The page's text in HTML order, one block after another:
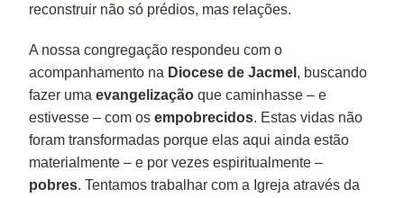
reconstruir não só prédios, mas relações.
A nossa congregação respondeu com o
acompanhamento na Diocese de Jacmel , buscando
fazer umaevangelização que caminhasse – e
estivesse – com osempobrecidos. Estas vidas não
foram transformadas porque elas aqui ainda estão
materialmente – e por vezes espiritualmente –
pobres. Tentamos trabalhar com a Igreja através da